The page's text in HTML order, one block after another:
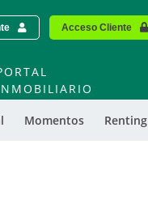
Acceso Cliente
Momentos Renting